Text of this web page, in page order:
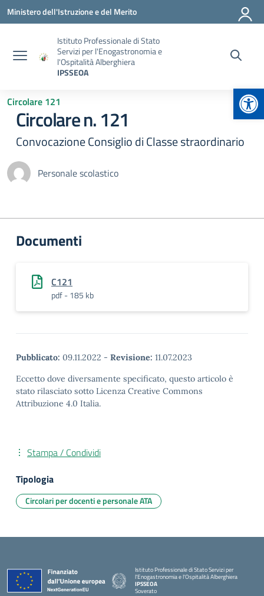
Vai ai contenuti
Vai al menu di navigazione
Vai al footer
Ministero dell'Istruzione e del Merito
Istituto Professionale di Stato
Servizi per l'Enogastronomia e
l'Ospitalità Alberghiera
IPSSEOA
Circolare 121
Circolare n. 121
Convocazione Consiglio di Classe straordinario
Personale scolastico
Documenti
C121
pdf - 185 kb
Pubblicato: 09.11.2022 - Revisione: 11.07.2023
Eccetto dove diversamente specificato, questo articolo è
stato rilasciato sotto Licenza Creative Commons
Attribuzione 4.0 Italia.
Stampa / Condividi
Tipologia
Circolari per docenti e personale ATA
Istituto Professionale di Stato Servizi per
l'Enogastronomia e l'Ospitalità Alberghiera
IPSSEOA
Soverato